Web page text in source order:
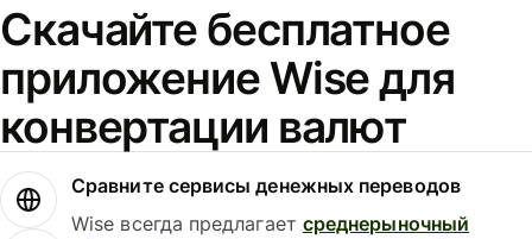
Скачайте бесплатное
приложение Wise для
конвертации валют
Сравните сервисы денежных переводов
Wise всегда предлагает среднерыночный